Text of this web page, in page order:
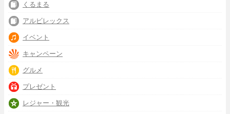
くるまる
アルビレックス
イベント
キャンペーン
グルメ
プレゼント
レジャー・観光